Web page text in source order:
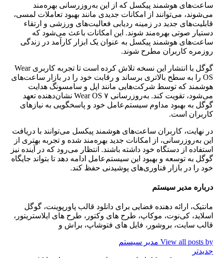
ساعت‌های هوشمند پیکسل که از این به‌روزرسانی بهره‌مند
می‌شوند، می‌توانند از امکانات جدیدی مانند بهبود تعاملات لمسی،
قابلیت‌های جدید در زمینه ردیابی فعالیت‌های ورزشی و ارتقاء
دستیار صوتی بهره‌مند شوند. این امکانات باعث می‌شود که
ساعت‌های هوشمند پیکسل به عنوان یک ابزار کارآمد در زندگی
روزمره کاربران مطرح شوند.
گوگل با انتشار این نسخه تلاش کرده است تا تجربه کاربری Wear
OS را به سطح بالاتری برساند و رقابت خود را در بازار ساعت‌های
هوشمند که توسط شرکت‌هایی مانند اپل و سامسونگ هدایت
می‌شود، تقویت کند. به‌روزرسانی Wear OS ۷ نشان‌دهنده تعهد
گوگل به بهبود مداوم سیستم‌عامل خود و پاسخگویی به نیازهای
کاربران است.
در نهایت، کاربران ساعت‌های هوشمند پیکسل می‌توانند با دریافت
این به‌روزرسانی، از امکانات جدید بهره‌مند شده و تجربه بهتری از
استفاده از دستگاه خود داشته باشند. انتظار می‌رود که در آینده نیز
گوگل به توسعه و بهبود این سیستم‌عامل ادامه دهد تا بتواند جایگاه
خود را در بازار فناوری‌های پوشیدنی حفظ کند.
درباره مدیر سیستم
مانتیک، ارائه دهنده فضایی برای دانلود قالب پاورپوینت، گوگل
اسلاید، کی‌نوت، موکاپ، طرح های وکتور، طرح های ایلاستریتور،
قالب سایت، بروشور، فایل های فتوشاپ، براش و
View all posts by مدیر سیستم
جدیدتر